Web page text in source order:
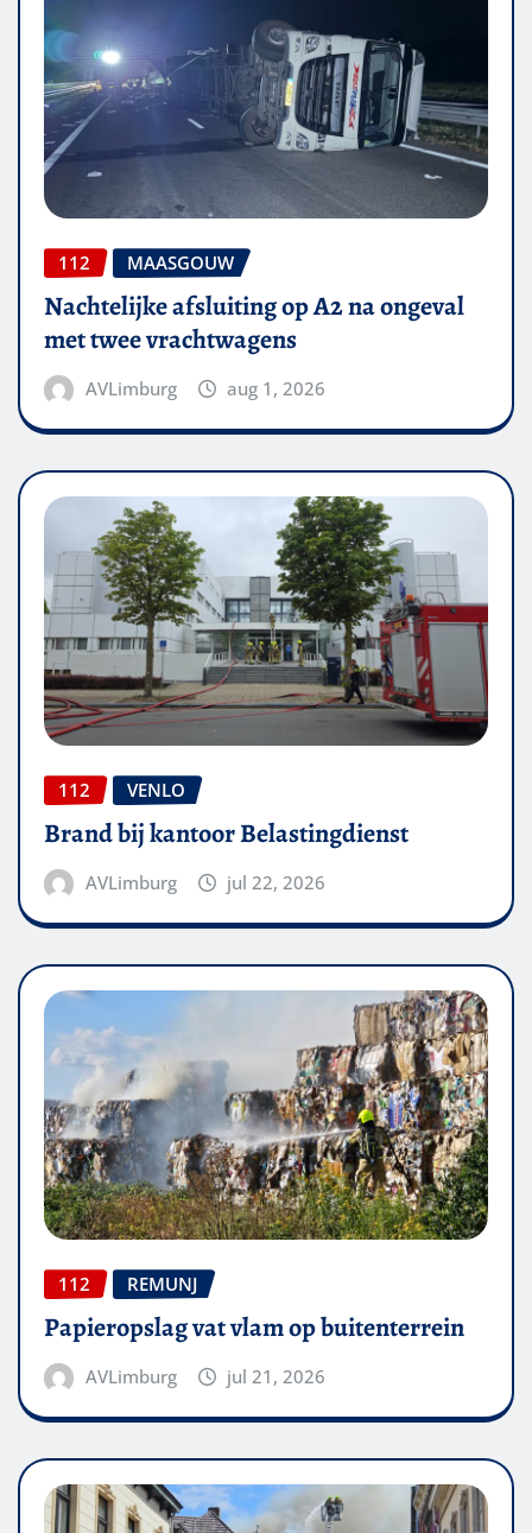
112 MAASGOUW
Nachtelijke afsluiting op A2 na ongeval
met twee vrachtwagens
AVLimburg aug 1, 2026
112 VENLO
Brand bij kantoor Belastingdienst
AVLimburg jul 22, 2026
112 REMUNJ
Papieropslag vat vlam op buitenterrein
AVLimburg jul 21, 2026